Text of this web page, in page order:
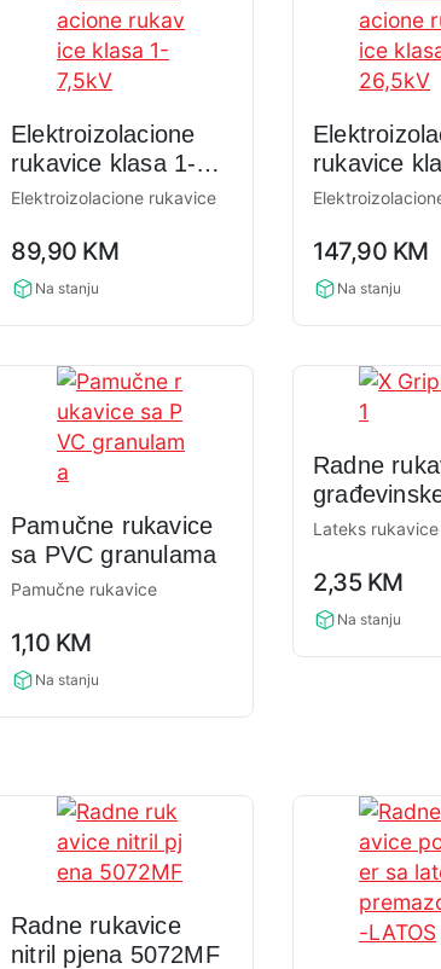
Elektroizolacione
rukavice klasa 1-
7,5kV
Elektroizolacione rukavice
rating
89,90 KM
Na stanju
rukavice
26,5kV
rating
147,90 KM
Na stanju
Pamučne rukavice
sa PVC granulama
Pamučne rukavice
rating
1,10 KM
Na stanju
Radne
GRIPMAX
Lateks rukavice
rating
2,35 KM
Na stanju
Radne rukavice
nitril pjena 5072MF